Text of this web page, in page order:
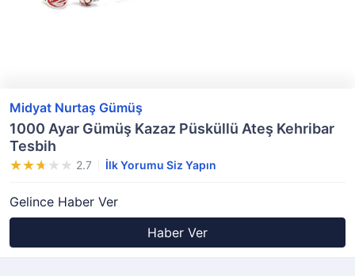
Midyat Nurtaş Gümüş
1000 Ayar Gümüş Kazaz Püsküllü Ateş Kehribar
Tesbih
2.7 İlk Yorumu Siz Yapın
Gelince Haber Ver
Haber Ver